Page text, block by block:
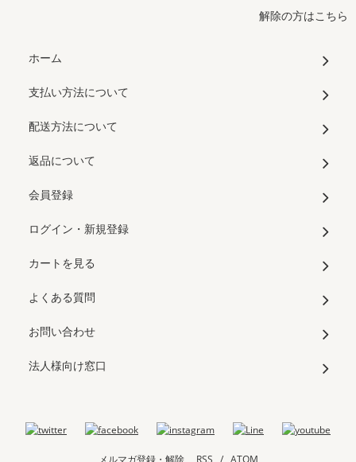
解除の方はこちら
ホーム
支払い方法について
配送方法について
返品について
会員登録
ログイン・新規登録
カートを見る
よくある質問
お問い合わせ
法人様向け窓口